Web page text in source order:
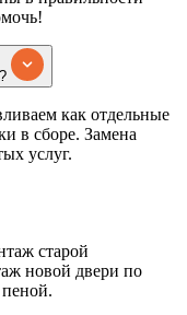
как отдельные
в сборе. Замена
услуг.
старой
новой двери по